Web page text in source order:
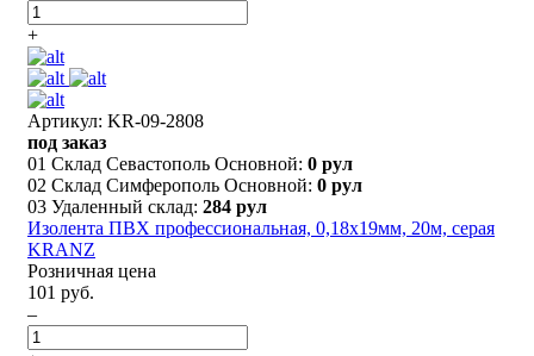
+
Артикул: KR-09-2808
под заказ
01 Склад Севастополь Основной: 0 рул
02 Склад Симферополь Основной: 0 рул
03 Удаленный склад: 284 рул
Изолента ПВХ профессиональная, 0,18х19мм, 20м, серая
KRANZ
Розничная цена
101 руб.
–